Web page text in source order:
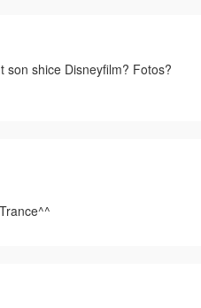
son shice Disneyfilm? Fotos?